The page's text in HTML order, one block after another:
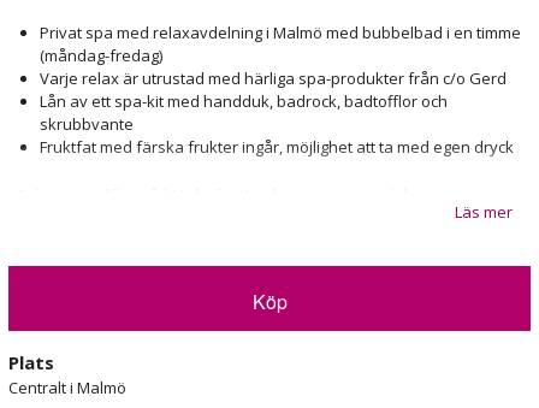
Privat spa med relaxavdelning i Malmö med bubbelbad i en timme
(måndag-fredag)
Varje relax är utrustad med härliga spa-produkter från c/o Gerd
Lån av ett spa-kit med handduk, badrock, badtofflor och
skrubbvante
Fruktfat med färska frukter ingår, möjlighet att ta med egen dryck
relaxen är inspirerad av Madagaskar, ett tropiskt paradis som
blickar ut över djungelfloden. I spa-avdelningen finns även en
generös soffa bredvid den härliga bubbelpoolen. Välkommen till
Med stämningsskapande detaljer gör vi ert privata spa-besök till
Läs mer
Köp
Plats
Centralt i Malmö